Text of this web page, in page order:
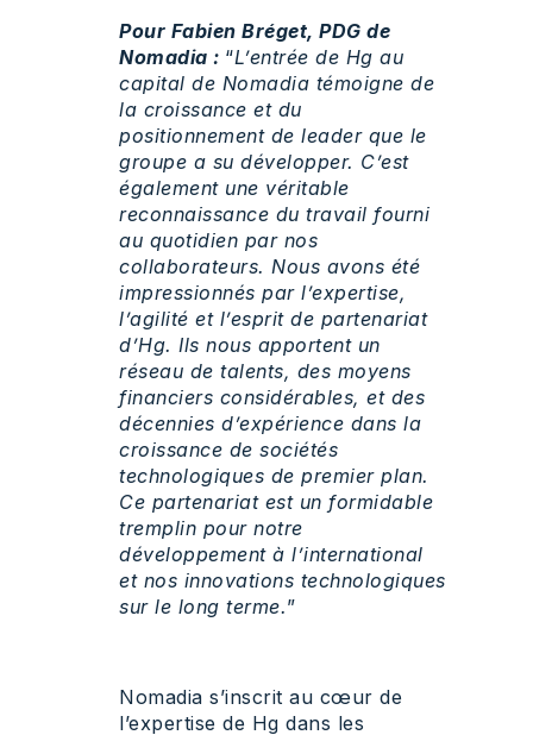
Pour Fabien Bréget, PDG de
Nomadia : “L’entrée de Hg au
capital de Nomadia témoigne de
la croissance et du
positionnement de leader que le
groupe a su développer. C’est
également une véritable
reconnaissance du travail fourni
au quotidien par nos
collaborateurs. Nous avons été
impressionnés par l’expertise,
l’agilité et l’esprit de partenariat
d’Hg. Ils nous apportent un
réseau de talents, des moyens
financiers considérables, et des
décennies d’expérience dans la
croissance de sociétés
technologiques de premier plan.
Ce partenariat est un formidable
tremplin pour notre
développement à l’international
et nos innovations technologiques
sur le long terme.”
Nomadia s’inscrit au cœur de
l’expertise de Hg dans les